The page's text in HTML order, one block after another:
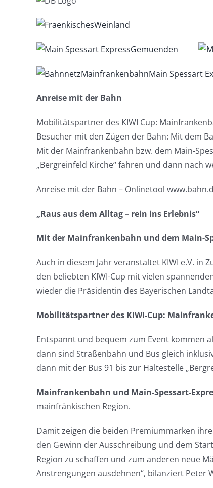
Anreise mit der Bahn
Mobilitätspartner des KIWI Cup:
Besucher mit den Zügen der Bahn: Mit dem
Mit der Mainfrankenbahn bzw. dem Main-
„Bergreinfeld Kirche“ fahren und dann nach
Anreise mit der Bahn – Onlinetool
„Raus aus dem Alltag – rein ins Erlebnis“
Mit der Mainfrankenbahn und dem Main-
Auch in diesem Jahr veranstaltet KIWI e.V. in
den beliebten KIWI-Cup mit vielen
wieder die Präsidentin des Bayerischen
Mobilitätspartner des KIWI-Cup:
Entspannt und bequem zum Event kommen
dann sind Straßenbahn und Bus gleich
dann mit der Bus 91 bis zur Haltestelle
Mainfrankenbahn und Main-Spessart-
mainfränkischen Region.
Damit zeigen die beiden Premiummarken
den Gewinn der Ausschreibung und dem
Region zu schaffen und zum anderen neue
Anstrengungen ausdehnen“, bilanziert Peter